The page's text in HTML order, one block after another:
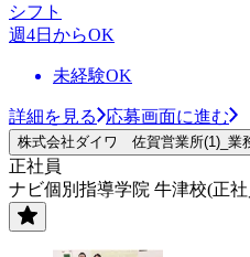
シフト
週4日からOK
未経験OK
詳細を見る 応募画面に進む
株式会社ダイワ 佐賀営業所(1)_業
正社員
ナビ個別指導学院 牛津校(正